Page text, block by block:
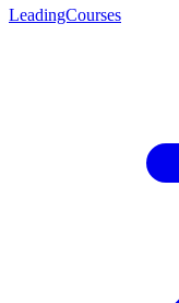
LeadingCourses